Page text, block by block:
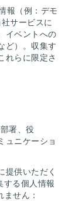
報（例：デモ
サービスに
イベントへの
ど）。収集す
れらに限定さ
署、役
ュニケーショ
提供いただく
する個人情報
せん：